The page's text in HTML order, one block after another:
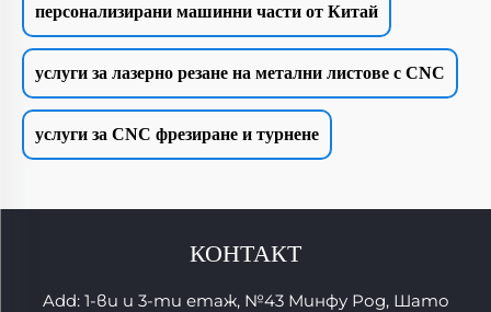
персонализирани машинни части от Китай
услуги за лазерно резане на метални листове с CNC
услуги за CNC фрезиране и турнене
КОНТАКТ
Add: 1-ви и 3-ти етаж, №43 Минфу Род, Шато